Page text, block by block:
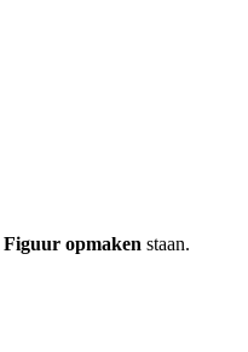
Figuur opmaken staan.